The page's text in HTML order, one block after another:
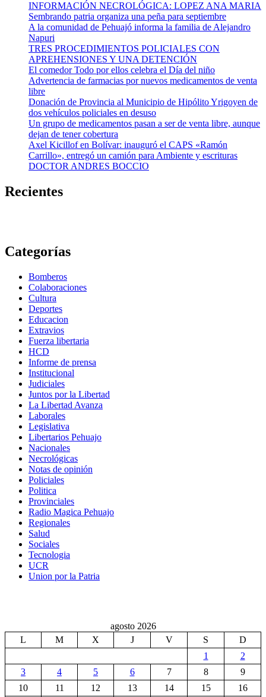
INFORMACIÓN NECROLÓGICA: LOPEZ ANA MARIA
Sembrando patria organiza una peña para septiembre
A la comunidad de Pehuajó informa la familia de Alejandro
Napuri
TRES PROCEDIMIENTOS POLICIALES CON
APREHENSIONES Y UNA DETENCIÓN
El comedor Todo por ellos celebra el Día del niño
Advertencia de farmacias por nuevos medicamentos de venta
libre
Donación de Provincia al Municipio de Hipólito Yrigoyen de
dos vehículos policiales en desuso
Un grupo de medicamentos pasan a ser de venta libre, aunque
dejan de tener cobertura
Axel Kicillof en Bolívar: inauguró el CAPS «Ramón
Carrillo», entregó un camión para Ambiente y escrituras
DOCTOR ANDRES BOCCIO
Recientes
Categorías
Bomberos
Colaboraciones
Cultura
Deportes
Educacion
Extravios
Fuerza libertaria
HCD
Informe de prensa
Institucional
Judiciales
Juntos por la Libertad
La Libertad Avanza
Laborales
Legislativa
Libertarios Pehuajo
Nacionales
Necrológicas
Notas de opinión
Policiales
Politica
Provinciales
Radio Magica Pehuajo
Regionales
Salud
Sociales
Tecnologia
UCR
Union por la Patria
agosto 2026
L
M X J V S
D
1
2
3
4 5 6 7 8
9
10
11 12 13 14 15 16